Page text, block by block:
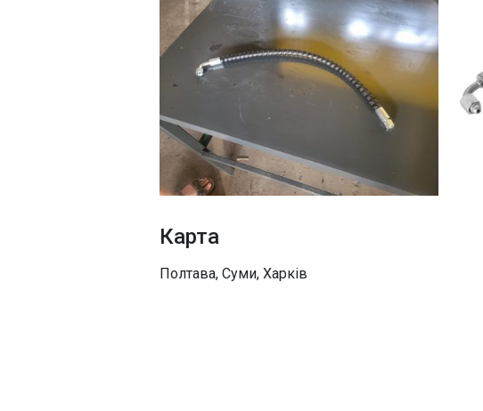
Карта
Полтава, Суми, Харків